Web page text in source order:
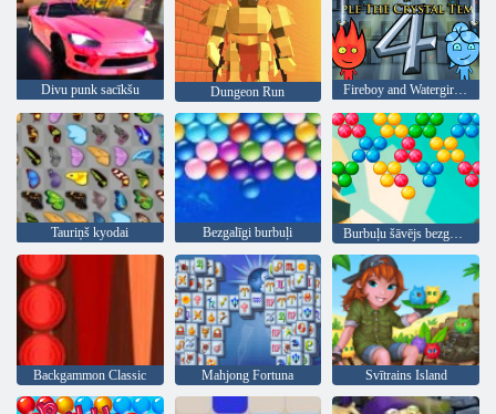
Divu punk sacīkšu Dungeon Run Fireboy and Watergirl 4: Kristāla templis
Tauriņš kyodai Bezgalīgi burbuļi Burbuļu šāvējs bezgalīgs
Backgammon Classic Mahjong Fortuna Svītrains Island